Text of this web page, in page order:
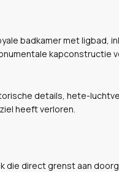
badkamer met ligbad,
kapconstructie
details, hete-
heeft verloren.
die direct grenst aan